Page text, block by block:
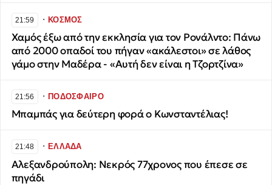
21:59 ∙ΚΟΣΜΟΣ
Χαμός έξω από την εκκλησία για τον Ρονάλντο: Πάνω
από 2000 οπαδοί του πήγαν «ακάλεστοι» σε λάθος
γάμο στην Μαδέρα - «Αυτή δεν είναι η Τζορτζίνα»
21:56 ∙ΠΟΔΟΣΦΑΙΡΟ
Μπαμπάς για δεύτερη φορά ο Κωνσταντέλιας!
21:48 ∙ΕΛΛΑΔΑ
Αλεξανδρούπολη: Νεκρός 77χρονος που έπεσε σε
πηγάδι